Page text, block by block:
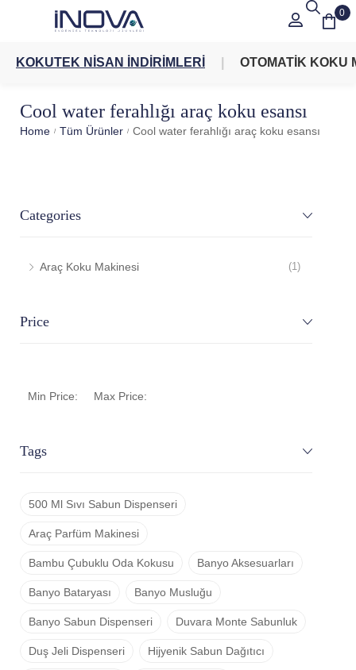
0
KOKUTEK NİSAN İNDİRİMLERİ OTOMATİK KOKU
Cool water ferahlığı araç koku esansı
Home / Tüm Ürünler / Cool water ferahlığı araç koku esansı
Categories
Araç Koku Makinesi (1)
Price
Min Price: Max Price:
Tags
500 Ml Sıvı Sabun Dispenseri
Araç Parfüm Makinesi
Bambu Çubuklu Oda Kokusu Banyo Aksesuarları
Banyo Bataryası Banyo Musluğu
Banyo Sabun Dispenseri Duvara Monte Sabunluk
Duş Jeli Dispenseri Hijyenik Sabun Dağıtıcı